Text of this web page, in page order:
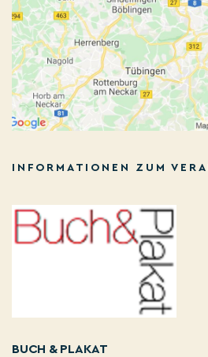
INFORMATIONEN ZUM
BUCH & PLAKAT